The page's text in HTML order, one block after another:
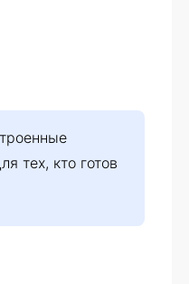
тех, кто готов